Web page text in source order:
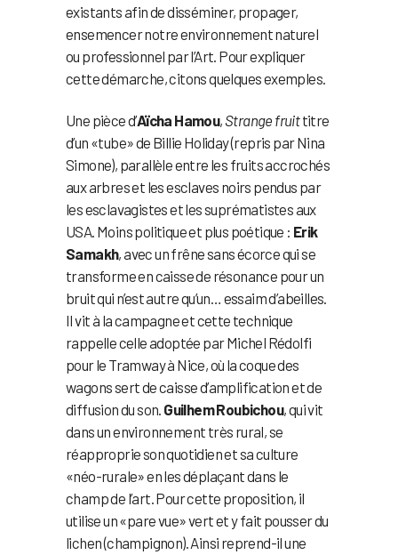
existants afin de disséminer, propager,
ensemencer notre environnement naturel
ou professionnel par l’Art. Pour expliquer
cette démarche, citons quelques exemples.
Une pièce d’Aïcha Hamou, Strange fruittitre
d’un «tube» de Billie Holiday (repris par Nina
Simone), parallèle entre les fruits accrochés
aux arbres et les esclaves noirs pendus par
les esclavagistes et les suprématistes aux
USA. Moins politique et plus poétique : Erik
Samakh, avec un frêne sans écorce qui se
transforme en caisse de résonance pour un
bruit qui n’est autre qu’un… essaim d’abeilles.
Il vit à la campagne et cette technique
rappelle celle adoptée par Michel Rédolfi
pour le Tramway à Nice, où la coque des
wagons sert de caisse d’amplification et de
diffusion du son. Guilhem Roubichou, qui vit
dans un environnement très rural, se
réapproprie son quotidien et sa culture
«néo-rurale» en les déplaçant dans le
champ de l’art. Pour cette proposition, il
utilise un «pare vue» vert et y fait pousser du
lichen (champignon). Ainsi reprend-il une